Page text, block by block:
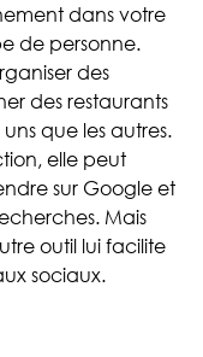
dans votre
de personne.
des
des restaurants
que les autres.
elle peut
sur Google et
Mais
outil lui facilite
sociaux.